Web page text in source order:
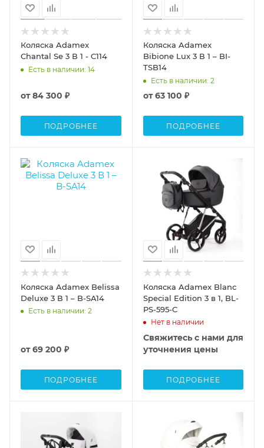
Коляска Adamex
Chantal Se 3 В 1 - C114
Есть в наличии: 14
от84 300 ₽
ПОДРОБНЕЕ
Коляска Adamex
Bibione Lux 3 В 1 – BI-
TSB14
Есть в наличии: 2
от63 100 ₽
ПОДРОБНЕЕ
Коляска Adamex Belissa
Deluxe 3 В 1 – B-SA14
Есть в наличии: 2
от69 200 ₽
ПОДРОБНЕЕ
Коляска Adamex Blanc
Special Edition 3 в 1, BL-
PS-595-C
Нет в наличии
Свяжитесь с нами для
уточнения цены
ПОДРОБНЕЕ